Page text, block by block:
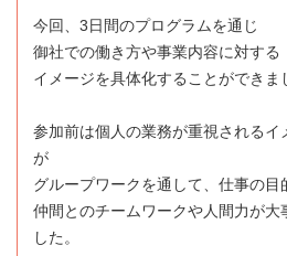
今回、3日間のプログラムを通じ
御社での働き方や事業内容に対する
イメージを具体化することができま
参加前は個人の業務が重視されるイ
が
グループワークを通して、仕事の目
仲間とのチームワークや人間力が大
した。